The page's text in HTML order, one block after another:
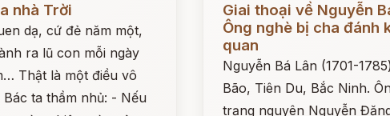
nhà Trời
dạ, cứ đẻ năm một,
ra lũ con mỗi ngày
Thật là một điều vô
ta thầm nhủ: - Nếu
Giai thoại về Nguyễn
Ông nghè bị cha đánh
quan
Nguyễn Bá Lân (1701-
Bão, Tiên Du, Bắc Ninh.
trạng nguyên Nguyễn